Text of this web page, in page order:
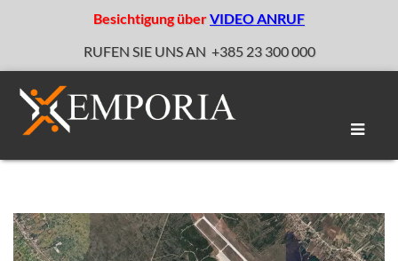
Besichtigung überVIDEO ANRUF
RUFEN SIE UNS AN +385 23 300 000